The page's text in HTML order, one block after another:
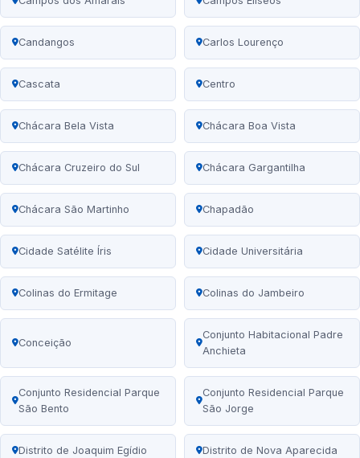
Candangos Carlos Lourenço
Cascata Centro
Chácara Bela Vista Chácara Boa Vista
Chácara Cruzeiro do Sul Chácara Gargantilha
Chácara São Martinho Chapadão
Cidade Satélite Íris Cidade Universitária
Colinas do Ermitage Colinas do Jambeiro
Conceição
Conjunto Habitacional Padre
Anchieta
Conjunto Residencial Parque
São Bento
Conjunto Residencial Parque
São Jorge
Distrito de Joaquim Egídio Distrito de Nova Aparecida